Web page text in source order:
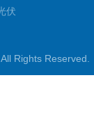
伏
业All Rights